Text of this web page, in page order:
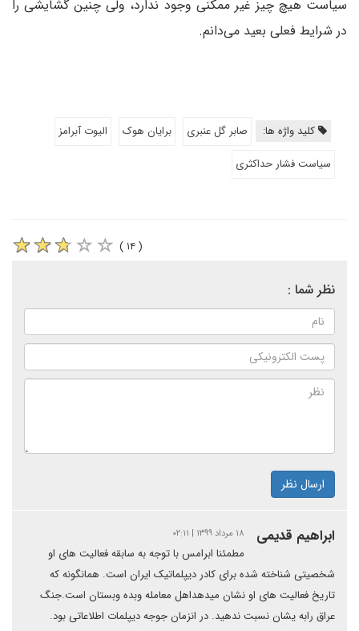
سیاست هیچ چیز غیر ممکنی وجود ندارد، ولی چنین گشایشی را
در شرایط فعلی بعید می‌دانم.
کلید واژه ها: صابر گل عنبری برایان هوک
الیوت آبرامز
سیاست فشار حداکثری
( ۱۴ )
نظر شما :
ارسال نظر
ابراهیم قدیمی ۱۸ مرداد ۱۳۹۹ | ۰۲:۱۱
مطمئنا ابرامس با توجه به سابقه فعالیت های او
شخصیتی شناخته شده برای کادر دیپلماتیک ایران است. همانگونه که
تاریخ فعالیت های او نشان میدهداهل معامله وبده وبستان است.جنگ
عراق رابه یشان نسبت ندهید. در انزمان جوجه دیپلمات اطلاعاتی بود.